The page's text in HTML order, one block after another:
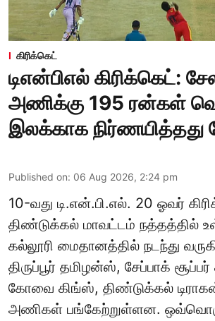
கிரிக்கெட்
டிஎன்பிஎல் கிரிக்கெட்:
அணிக்கு 195 ரன்கள்
இலக்காக
Published on: 06 Aug 2026, 2:24 pm
10-வது டி.என்.பி.எல். 20 ஓவர்
திண்டுக்கல் மாவட்டம் நத்தத்தில்
கல்லூரி மைதானத்தில் நடந்து
திருப்பூர் தமிழன்ஸ், சேப்பாக்
கோவை கிங்ஸ், திண்டுக்கல்
அணிகள் பங்கேற்றுள்ளன.